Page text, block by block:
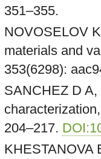
351–355.
NOVOSELOV
materials and
353(6298):
SANCHEZ D
204–217.
KHESTANOVA